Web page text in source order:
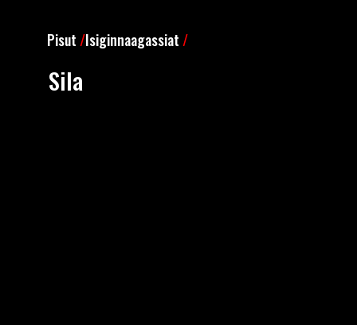
Pisut /Isiginnaagassiat /
Sila